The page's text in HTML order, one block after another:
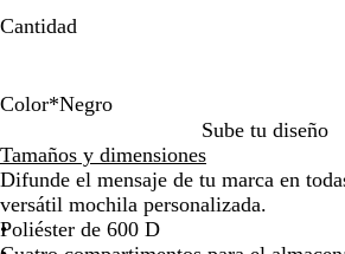
Cantidad
Color*Negro
l
a
n
c
a
r
a
n
m
a
r
i
o
j
o
r
i
s
z
u
l
r
e
r
d
e
z
u
l
m
e
r
d
e
i
a
n
e
g
r
o
Sube tu diseño
Tamaños y dimensiones
Difunde el mensaje de tu marca en
versátil mochila personalizada.
Poliéster de 600 D